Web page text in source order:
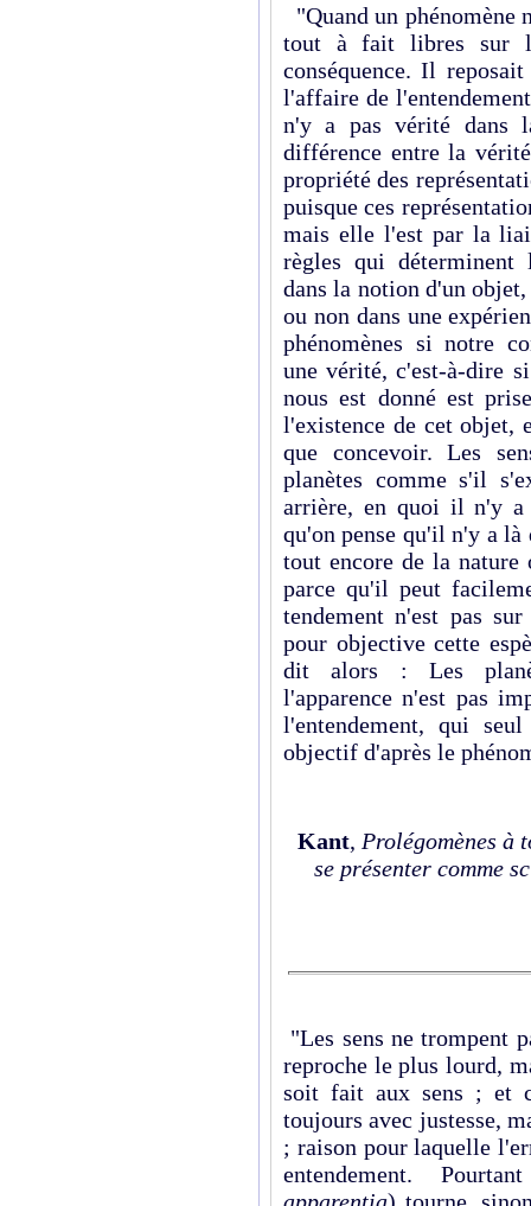
"Quand un phénomène
tout à fait libres sur
conséquence. Il
l'affaire de
n'y a pas vérité dans
différence entre la
propriété des
puisque ces
mais elle l'est par la
règles qui déterminent
dans la notion d'un
ou non dans une
phénomènes si notre
une vé­rité, c'est-à-dire
nous est donné est
l'existence de cet objet,
que concevoir. Les
planètes comme s'il
arrière, en quoi il n'y
qu'on pense qu'il n'y a là
tout encore de la
parce qu'il peut
tendement n'est pas
pour objective cette
dit alors : Les
l'apparence n'est pas
l'entendement, qui
objectif d'après le
Kant, Prolégomènes à
se présenter comme
"Les sens ne trompent
reproche le plus lourd,
soit fait aux sens ; et
toujours avec justesse,
; raison pour laquelle
entendement.